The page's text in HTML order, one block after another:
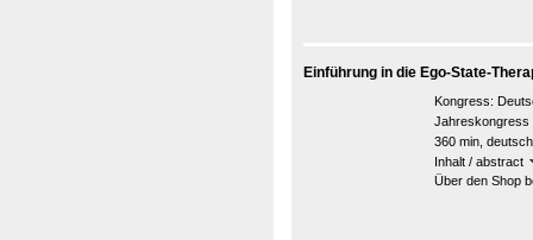
Einführung in die Ego-State-
Kongress:
Jahreskongress
360 min, deutsch
Inhalt / abstract
Über den Shop